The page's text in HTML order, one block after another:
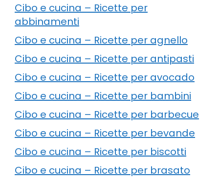
Cibo e cucina – Ricette per
abbinamenti
Cibo e cucina – Ricette per agnello
Cibo e cucina – Ricette per antipasti
Cibo e cucina – Ricette per avocado
Cibo e cucina – Ricette per bambini
Cibo e cucina – Ricette per barbecue
Cibo e cucina – Ricette per bevande
Cibo e cucina – Ricette per biscotti
Cibo e cucina – Ricette per brasato